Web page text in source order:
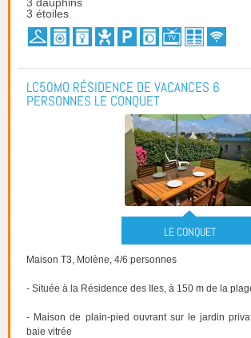
3 étoiles
LC50MO RÉSIDENCE DE VACANCES 6
PERSONNES LE CONQUET
LE CONQUET
Maison T3, Molène, 4/6 personnes
- Située à la Résidence des Iles, à 150 m de la
- Maison de plain-pied ouvrant sur le jardin
baie vitrée